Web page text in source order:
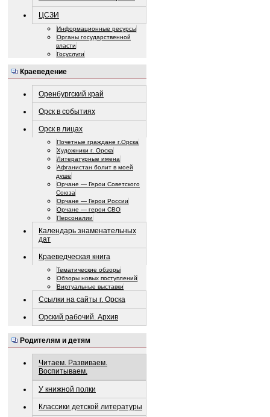
ЦСЗИ
Информационные ресурсы
Органы государственной
власти
Госуслуги
Краеведение
Оренбургский край
Орск в событиях
Орск в лицах
Почетные граждане г.Орска
Художники г. Орска
Литературные имена
Афганистан болит в моей
душе
Орчане — Герои Советского
Союза
Орчане — Герои России
Орчане — герои СВО
Персоналии
Календарь знаменательных
дат
Краеведческая книга
Тематические обзоры
Обзоры новых поступлений
Виртуальные выставки
Ссылки на сайты г. Орска
Орский рабочий. Архив
Родителям и детям
Читаем. Развиваем.
Воспитываем.
У книжной полки
Классики детской литературы